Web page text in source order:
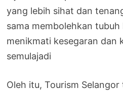
yang lebih sihat dan
sama membolehkan
menikmati kesegaran dan
semulajadi
Oleh itu, Tourism Selangor